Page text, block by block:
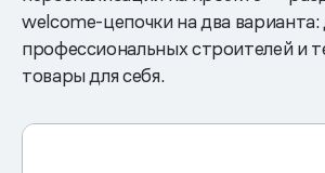
welcome-цепочки на два варианта:
профессиональных строителей и
товары для себя.